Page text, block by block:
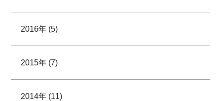
2016年 (5)
2015年 (7)
2014年 (11)